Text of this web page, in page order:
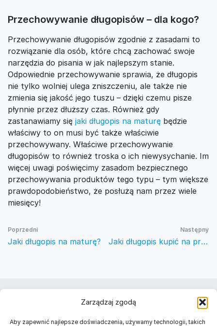
Zarządzaj zgodą
Aby zapewnić najlepsze doświadczenia, używamy technologii, takich
Przechowywanie długopisów – dla kogo?
Przechowywanie długopisów zgodnie z zasadami to
rozwiązanie dla osób, które chcą zachować swoje
narzędzia do pisania w jak najlepszym stanie.
Odpowiednie przechowywanie sprawia, że długopis
nie tylko wolniej ulega zniszczeniu, ale także nie
zmienia się jakość jego tuszu – dzięki czemu pisze
płynnie przez dłuższy czas. Również gdy
zastanawiamy się jaki długopis na maturę będzie
właściwy to on musi być także właściwie
przechowywany. Właściwe przechowywanie
długopisów to również troska o ich niewysychanie. Im
więcej uwagi poświęcimy zasadom bezpiecznego
przechowywania produktów tego typu – tym większe
prawdopodobieństwo, że posłużą nam przez wiele
miesięcy!
Poprzedni
Jaki długopis na maturę?
Następny
Jaki długopis kupić na prezent?
Znajdź nas w Twoim mieście